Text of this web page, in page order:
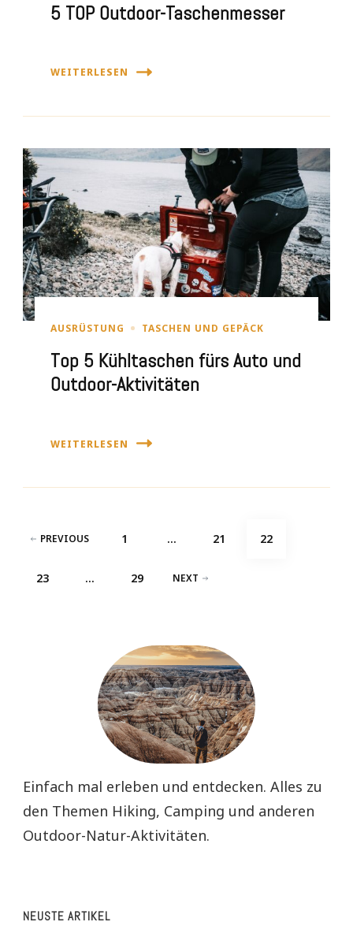
5 TOP Outdoor-Taschenmesser
WEITERLESEN
AUSRÜSTUNG TASCHEN UND GEPÄCK
Top 5 Kühltaschen fürs Auto und
Outdoor-Aktivitäten
WEITERLESEN
Seitennummerierung
Beiträge
PREVIOUS PAGE
1 … PAGE
21 PAGE
22
PAGE
23 … PAGE
29 NEXT
Einfach mal erleben und entdecken. Alles zu
den Themen Hiking, Camping und anderen
Outdoor-Natur-Aktivitäten.
NEUSTE ARTIKEL